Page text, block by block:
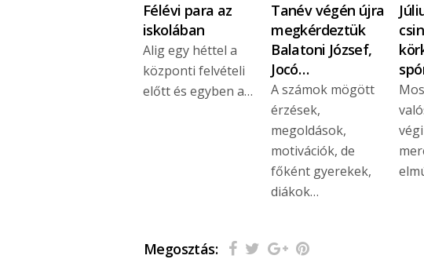
Félévi para az
iskolában
Alig egy héttel a
központi felvételi
előtt és egyben a…
Tanév végén újra
megkérdeztük
Balatoni József,
Jocó…
A számok mögött
érzések,
megoldások,
motivációk, de
főként gyerekek,
diákok…
Megosztás: